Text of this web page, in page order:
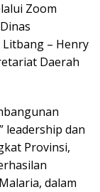
Zoom
Litbang – Henry
Daerah
leadership dan
Provinsi,
dalam